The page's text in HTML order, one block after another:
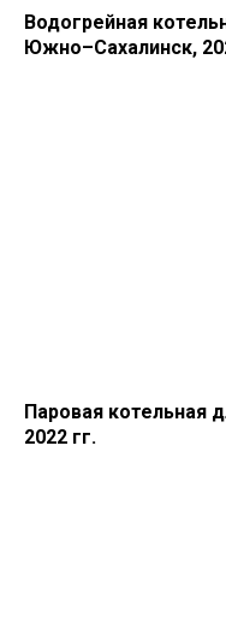
Водогрейная
Южно–Сахалинск,
Паровая котельная
2022 гг.